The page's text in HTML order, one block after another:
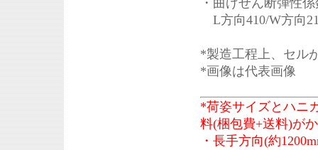
・曲げせん断弾性
L方向410/W方向
*製造工程上、セル
*画像は代表画像
*荷姿サイズとハニ
料(梱包費+送料)が
・長手方向(約